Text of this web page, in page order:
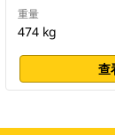
重量
474 kg
查